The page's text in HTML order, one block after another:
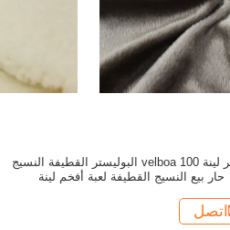
سوبر لينة velboa 100 البوليستر القطيفة النسيج
حار بيع النسيج القطيفة لعبة أفخم لينة
اتصل